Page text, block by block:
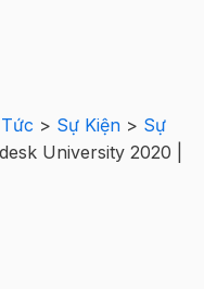
> Sự Kiện > Sự
University 2020 |